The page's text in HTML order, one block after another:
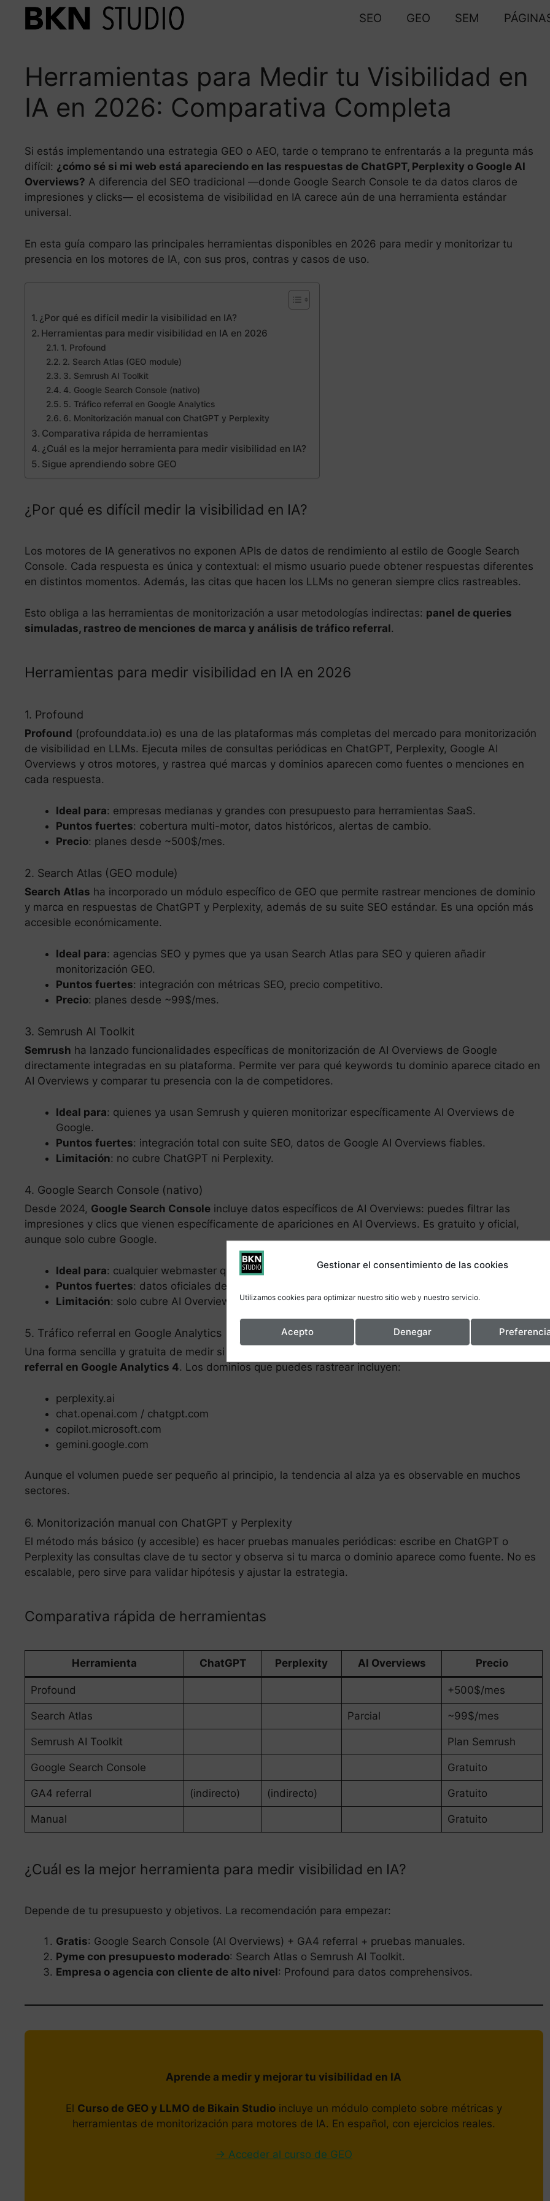
Gestionar el consentimiento de las cookies
Utilizamos cookies para optimizar nuestro sitio web y nuestro servicio.
Acepto Denegar
Saltar
SEO GEO SEM
Herramientas para Medir tu Visibilidad en
IA en 2026: Comparativa Completa
Si estás implementando una estrategia GEO o AEO, tarde o temprano te enfrentarás a la pregunta más
difícil: ¿cómo sé si mi web está apareciendo en las respuestas de ChatGPT, Perplexity o Google AI
Overviews? A diferencia del SEO tradicional —donde Google Search Console te da datos claros de
impresiones y clicks— el ecosistema de visibilidad en IA carece aún de una herramienta estándar
universal.
En esta guía comparo las principales herramientas disponibles en 2026 para medir y monitorizar tu
presencia en los motores de IA, con sus pros, contras y casos de uso.
¿Por qué es difícil medir la visibilidad en IA?
Herramientas para medir visibilidad en IA en 2026
1. Profound
2. Search Atlas (GEO module)
3. Semrush AI Toolkit
4. Google Search Console (nativo)
5. Tráfico referral en Google Analytics
6. Monitorización manual con ChatGPT y Perplexity
Comparativa rápida de herramientas
¿Cuál es la mejor herramienta para medir visibilidad en IA?
Sigue aprendiendo sobre GEO
¿Por qué es difícil medir la visibilidad en IA?
Los motores de IA generativos no exponen APIs de datos de rendimiento al estilo de Google Search
Console. Cada respuesta es única y contextual: el mismo usuario puede obtener respuestas diferentes
en distintos momentos. Además, las citas que hacen los LLMs no generan siempre clics rastreables.
Esto obliga a las herramientas de monitorización a usar metodologías indirectas: panel de queries
simuladas, rastreo de menciones de marca y análisis de tráfico referral.
Herramientas para medir visibilidad en IA en 2026
1. Profound
Profound (profounddata.io) es una de las plataformas más completas del mercado para monitorización
de visibilidad en LLMs. Ejecuta miles de consultas periódicas en ChatGPT, Perplexity, Google AI
Overviews y otros motores, y rastrea qué marcas y dominios aparecen como fuentes o menciones en
cada respuesta.
Ideal para: empresas medianas y grandes con presupuesto para herramientas SaaS.
Puntos fuertes: cobertura multi-motor, datos históricos, alertas de cambio.
Precio: planes desde ~500$/mes.
2. Search Atlas (GEO module)
Search Atlas ha incorporado un módulo específico de GEO que permite rastrear menciones de dominio
y marca en respuestas de ChatGPT y Perplexity, además de su suite SEO estándar. Es una opción más
accesible económicamente.
Ideal para: agencias SEO y pymes que ya usan Search Atlas para SEO y quieren añadir
monitorización GEO.
Puntos fuertes: integración con métricas SEO, precio competitivo.
Precio: planes desde ~99$/mes.
3. Semrush AI Toolkit
Semrush ha lanzado funcionalidades específicas de monitorización de AI Overviews de Google
directamente integradas en su plataforma. Permite ver para qué keywords tu dominio aparece citado en
AI Overviews y comparar tu presencia con la de competidores.
Ideal para: quienes ya usan Semrush y quieren monitorizar específicamente AI Overviews de
Google.
Puntos fuertes: integración total con suite SEO, datos de Google AI Overviews fiables.
Limitación: no cubre ChatGPT ni Perplexity.
4. Google Search Console (nativo)
Desde 2024, Google Search Console incluye datos específicos de AI Overviews: puedes filtrar las
impresiones y clics que vienen específicamente de apariciones en AI Overviews. Es gratuito y oficial,
aunque solo cubre Google.
Ideal para: cualquier webmaster que quiera empezar a medir sin coste adicional.
Puntos fuertes: datos oficiales de Google, gratuito.
Limitación: solo cubre AI Overviews de Google, no ChatGPT ni Perplexity.
5. Tráfico referral en Google Analytics
Una forma sencilla y gratuita de medir si recibes tráfico desde motores de IA es revisar el
referral en Google Analytics 4. Los dominios que puedes rastrear incluyen:
perplexity.ai
chat.openai.com / chatgpt.com
copilot.microsoft.com
gemini.google.com
Aunque el volumen puede ser pequeño al principio, la tendencia al alza ya es observable en muchos
sectores.
6. Monitorización manual con ChatGPT y Perplexity
El método más básico (y accesible) es hacer pruebas manuales periódicas: escribe en ChatGPT o
Perplexity las consultas clave de tu sector y observa si tu marca o dominio aparece como fuente. No es
escalable, pero sirve para validar hipótesis y ajustar la estrategia.
Comparativa rápida de herramientas
Herramienta ChatGPT Perplexity AI Overviews Precio
Profound +500$/mes
Search Atlas Parcial ~99$/mes
Semrush AI Toolkit Plan Semrush
Google Search Console Gratuito
GA4 referral (indirecto) (indirecto) Gratuito
Manual Gratuito
¿Cuál es la mejor herramienta para medir visibilidad en IA?
Depende de tu presupuesto y objetivos. La recomendación para empezar:
Gratis: Google Search Console (AI Overviews) + GA4 referral + pruebas manuales.
Pyme con presupuesto moderado: Search Atlas o Semrush AI Toolkit.
Empresa o agencia con cliente de alto nivel: Profound para datos comprehensivos.
Aprende a medir y mejorar tu visibilidad en IA
El Curso de GEO y LLMO de Bikain Studioincluye un módulo completo sobre métricas y
herramientas de monitorización para motores de IA. En español, con ejercicios reales.
→ Acceder al curso de GEO